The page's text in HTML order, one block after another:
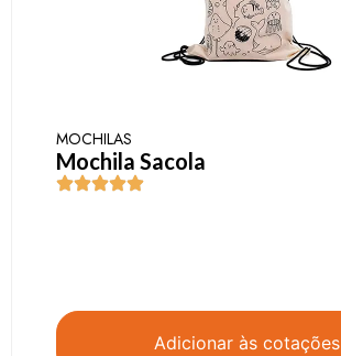
MOCHILAS
Mochila Sacola
Adicionar às cotações